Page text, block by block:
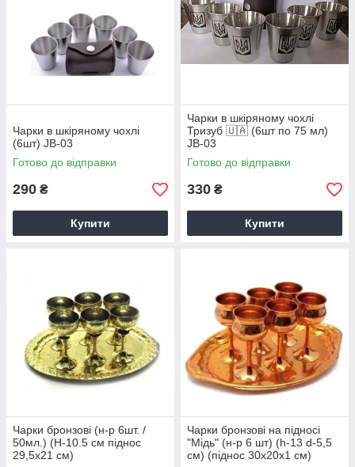
Чарки в шкіряному чохлі
(6шт) JB-03
Готово до відправки
290 ₴
Купити
Чарки в шкіряному чохлі
Тризуб 🇺🇦 (6шт по 75 мл)
JB-03
Готово до відправки
330 ₴
Купити
Чарки бронзові (н-р 6шт. /
50мл.) (H-10.5 см піднос
29,5х21 см)
Чарки бронзові на підносі
"Мідь" (н-р 6 шт) (h-13 d-5,5
см) (піднос 30х20х1 см)